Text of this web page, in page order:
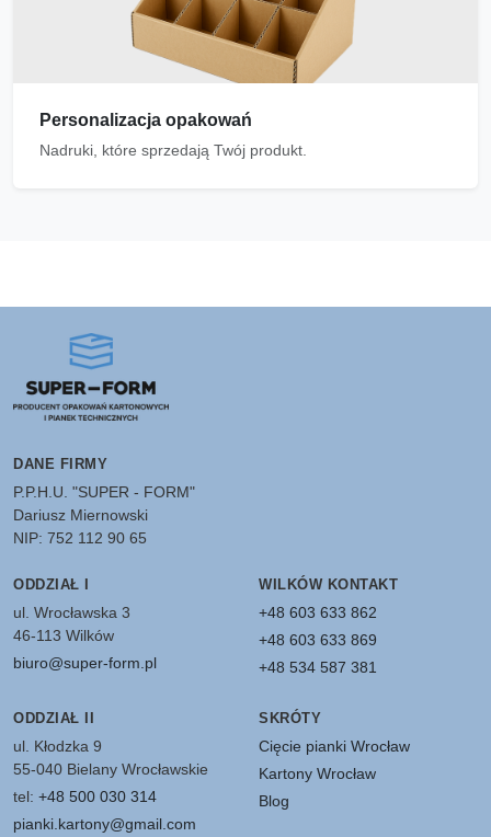
Personalizacja opakowań
Nadruki, które sprzedają Twój produkt.
DANE FIRMY
P.P.H.U. "SUPER - FORM"
Dariusz Miernowski
NIP: 752 112 90 65
ODDZIAŁ I
ul. Wrocławska 3
46-113 Wilków
biuro@super-form.pl
WILKÓW KONTAKT
+48 603 633 862
+48 603 633 869
+48 534 587 381
ODDZIAŁ II
ul. Kłodzka 9
55-040 Bielany Wrocławskie
tel: +48 500 030 314
pianki.kartony@gmail.com
SKRÓTY
Cięcie pianki Wrocław
Kartony Wrocław
Blog